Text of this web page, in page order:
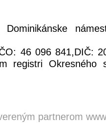
Dominikánske
46 096 841,DIČ:
registri
partnerom